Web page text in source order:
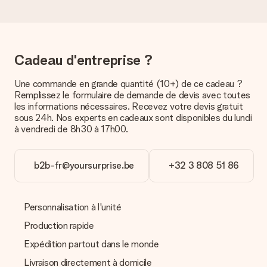
manière votre paquet vous sera livré, merci de bien vouloir
Paiement
Comment puis-je régler ma commande ?
Nous proposons les formes de paiement suivantes : Paypal,
3 jours supplémentaires pour la livraison de votre cadeau en
cas de paiement par virement bancaire.
Réception du cadeau
Que puis-je faire si le cadeau ne me convient pas tout à
fait ?
Nous déplorons le fait que votre cadeau ne vous plaise pas.
vous aidera à trouver une solution satisfaisante.
Cadeau d'entreprise ?
Une commande en grande quantité (10+) de ce cadeau ?
Remplissez le formulaire de demande de devis avec toutes
les informations nécessaires. Recevez votre devis gratuit
sous 24h. Nos experts en cadeaux sont disponibles du lundi
à vendredi de 8h30 à 17h00.
b2b-fr@yoursurprise.be +32 3 808 51 86
Personnalisation à l'unité
Production rapide
Expédition partout dans le monde
Livraison directement à domicile